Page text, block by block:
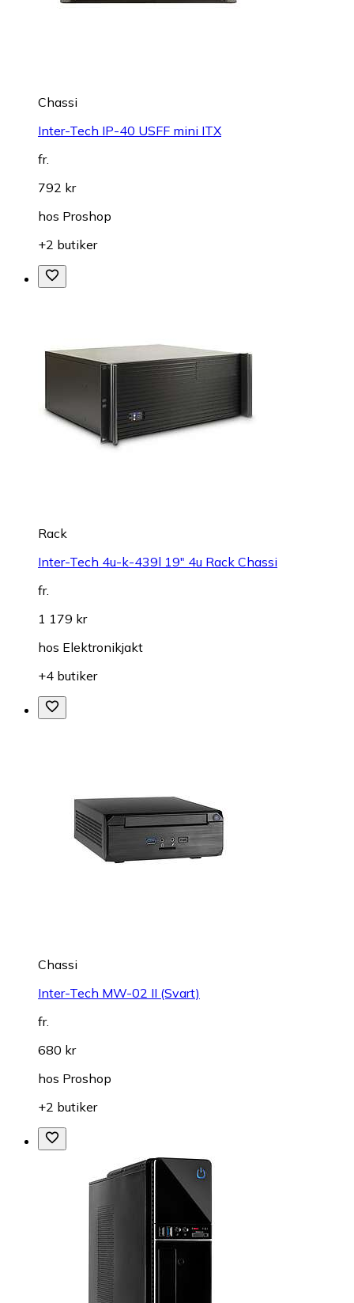
Chassi
Inter-Tech IP-40 USFF mini ITX
fr.
792 kr
hos Proshop
+2 butiker
Rack
Inter-Tech 4u-k-439l 19" 4u Rack Chassi
fr.
1 179 kr
hos Elektronikjakt
+4 butiker
Chassi
Inter-Tech MW-02 II (Svart)
fr.
680 kr
hos Proshop
+2 butiker